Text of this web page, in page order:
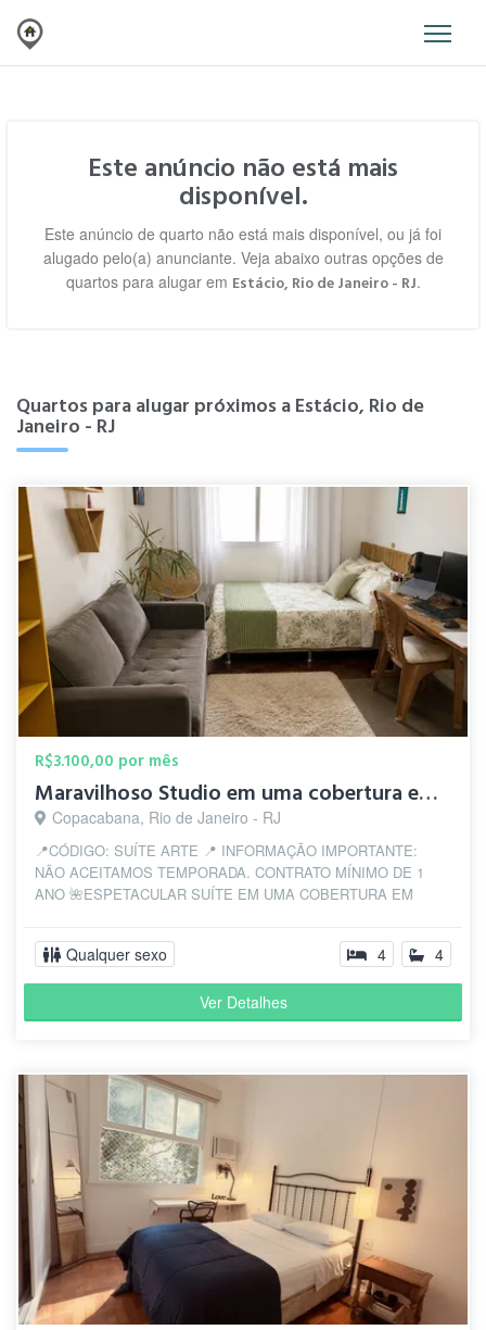
Este anúncio não está mais
disponível.
Este anúncio de quarto não está mais disponível, ou já foi
alugado pelo(a) anunciante. Veja abaixo outras opções de
quartos para alugar em Estácio, Rio de Janeiro - RJ.
Quartos para alugar próximos a Estácio, Rio de
Janeiro - RJ
R$3.100,00 por mês
Maravilhoso Studio em uma cobertura em Copanema, posto 5!
Copacabana, Rio de Janeiro - RJ
📍CÓDIGO: SUÍTE ARTE 📍 INFORMAÇÃO IMPORTANTE:
NÃO ACEITAMOS TEMPORADA. CONTRATO MÍNIMO DE 1
ANO 🌺ESPETACULAR SUÍTE EM UMA COBERTURA EM
Qualquer sexo 4 4
Ver Detalhes